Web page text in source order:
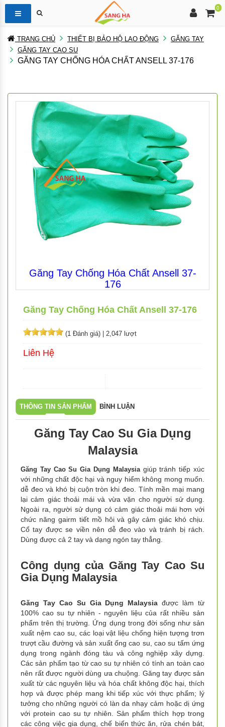
0
TRANG CHỦ THIẾT BỊ BẢO HỘ LAO ĐỘNG
GĂNG TAY
GĂNG TAY CAO SU
GĂNG TAY CHỐNG HÓA CHẤT ANSELL 37-176
Găng Tay Chống Hóa Chất Ansell 37-
176
Găng Tay Chống Hóa Chất Ansell 37-176
(1 Đánh giá) 2,047 lượt
Liên Hệ
THÔNG TIN SẢN PHẨM BÌNH LUẬN
Găng Tay Cao Su Gia Dụng
Malaysia
Găng Tay Cao Su Gia Dụng Malaysiagiúp tránh tiếp xúc
với những chất độc hại và nguy hiểm không mong muốn.
dễ đeo và khó bị cuộn tròn khi đeo. Tính mền mại mang
lại cảm giác thoải mái và vừa vặn cho người sử dụng.
Ngoài ra, người sử dụng có cảm giác thoải mái hơn với
chức năng gairm tiết mồ hôi và gây cảm giác khó chịu.
Cổ tay được se viền nên dễ đeo vào và tránh bị rách.
Dùng được cả 2 tay và dạng ngón tay thẳng.
Công dụng của Găng Tay Cao Su
Gia Dụng Malaysia
Găng Tay Cao Su Gia Dụng Malaysiađược làm từ
100% cao su tự nhiên - nguyên liệu của rất nhiều sản
phẩm trên thị trường. Ứng dụng trong đời sống như sản
xuất nệm cao su, các loại vật liệu chống hiện tượng trơn
trượt cầu đường và sản xuất ống cao su, cao su tấm ứng
dụng trong ngành đóng tàu và công nghiệp xây dựng.
Các sản phẩm tạo từ cao su tự nhiên có tính an toàn cao
nên rất được người dùng ưa chuộng. Găng tay được sản
xuất từ các nguyên liệu và hóa chất không độc hại, thích
hợp và được phép mang khi tiếp xúc với thực phẩm; lý
tưởng cho những người có làn da nhạy cảm hoặc dị ứng
với protein cao su tự nhiên. Sản phẩm thích hợp trong
các công việc gia dụng, chế biến thức ăn, rửa chén bát,